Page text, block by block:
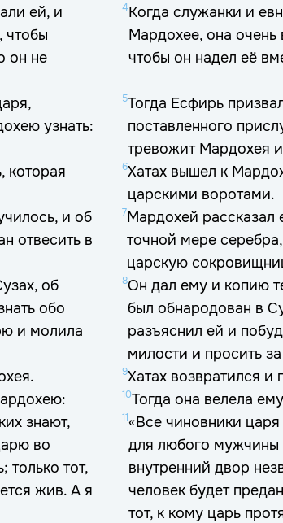
ей, и
чтобы
он не
4Когда служанки и
Мардохее, она
чтобы он надел её
узнать:
5Тогда Есфирь
поставленного
тревожит Мардохея
которая
6Хатах вышел к
царскими воротами.
и об
отвесить в
7Мардохей рассказал
точной мере
царскую
об
обо
и молила
8Он дал ему и копию
был обнародован в
разъяснил ей и
милости и просить
9Хатах возвратился
10Тогда она велела
знают,
во
только тот,
жив. А я
11«Все чиновники
для любого мужчины
внутренний двор
человек будет
тот, к кому царь